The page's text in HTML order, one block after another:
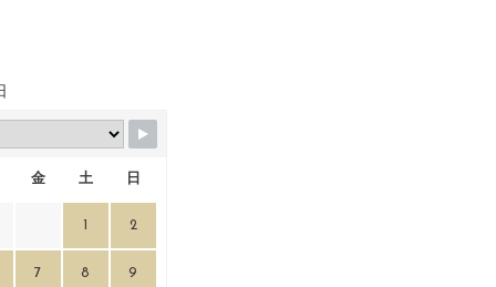
金 土 日
1 2
7 8 9